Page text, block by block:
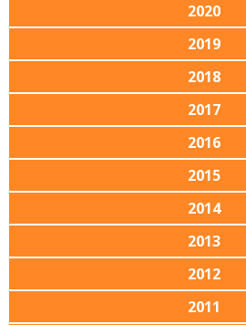
2020
2019
2018
2017
2016
2015
2014
2013
2012
2011